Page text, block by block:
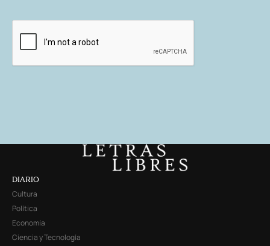
DIARIO
Cultura
Política
Economía
Ciencia y Tecnología